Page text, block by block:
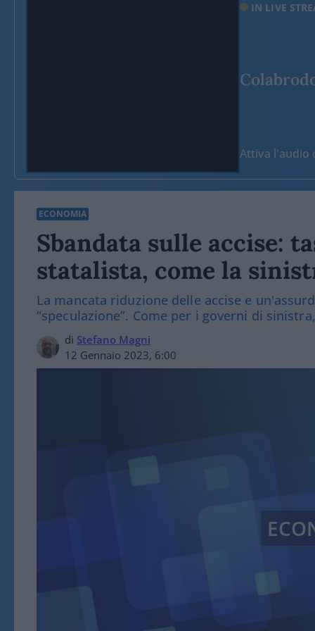
IN LIVE
Attiva l'audio
ECONOMIA
Sbandata sulle accise:
statalista, come la
La mancata riduzione delle accise e
“speculazione”. Come per i governi di
di Stefano Magni
12 Gennaio 2023, 6:00